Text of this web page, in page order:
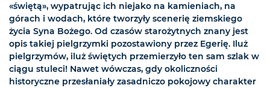
«świętą», wypatrując ich niejako na kamieniach, na
górach i wodach, które tworzyły scenerię ziemskiego
życia Syna Bożego. Od czasów starożytnych znany jest
opis takiej pielgrzymki pozostawiony przez Egerię. Iluż
pielgrzymów, iluż świętych przemierzyło ten sam szlak w
ciągu stuleci! Nawet wówczas, gdy okoliczności
historyczne przesłaniały zasadniczo pokojowy charakter